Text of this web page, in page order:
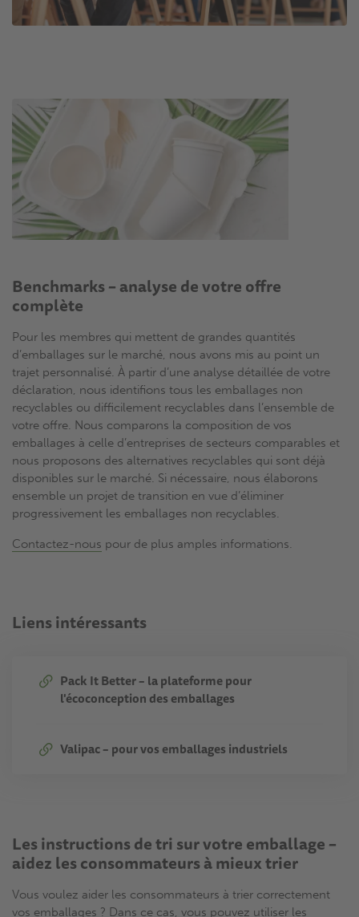
Benchmarks – analyse de votre offre
complète
Pour les membres qui mettent de grandes quantités
d’emballages sur le marché, nous avons mis au point un
trajet personnalisé. À partir d’une analyse détaillée de votre
déclaration, nous identifions tous les emballages non
recyclables ou difficilement recyclables dans l’ensemble de
votre offre. Nous comparons la composition de vos
emballages à celle d’entreprises de secteurs comparables et
nous proposons des alternatives recyclables qui sont déjà
disponibles sur le marché. Si nécessaire, nous élaborons
ensemble un projet de transition en vue d’éliminer
progressivement les emballages non recyclables.
Contactez-nous pour de plus amples informations.
Liens intéressants
Pack It Better – la plateforme pour
l'écoconception des emballages
Valipac – pour vos emballages industriels
Les instructions de tri sur votre emballage –
aidez les consommateurs à mieux trier
Vous voulez aider les consommateurs à trier correctement
vos emballages ? Dans ce cas, vous pouvez utiliser les